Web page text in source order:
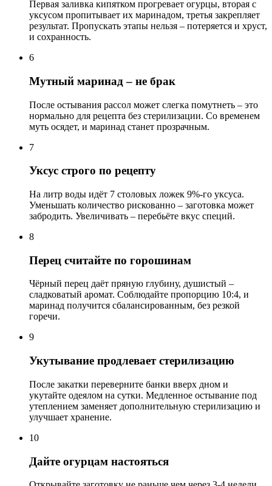
Первая заливка кипятком прогревает огурцы, вторая с
уксусом пропитывает их маринадом, третья закрепляет
результат. Пропускать этапы нельзя – потеряется и хруст,
и сохранность.
6
Мутный маринад – не брак
После остывания рассол может слегка помутнеть – это
нормально для рецепта без стерилизации. Со временем
муть осядет, и маринад станет прозрачным.
7
Уксус строго по рецепту
На литр воды идёт 7 столовых ложек 9%-го уксуса.
Уменьшать количество рискованно – заготовка может
забродить. Увеличивать – перебьёте вкус специй.
8
Перец считайте по горошинам
Чёрный перец даёт пряную глубину, душистый –
сладковатый аромат. Соблюдайте пропорцию 10:4, и
маринад получится сбалансированным, без резкой
горечи.
9
Укутывание продлевает стерилизацию
После закатки переверните банки вверх дном и
укутайте одеялом на сутки. Медленное остывание под
утеплением заменяет дополнительную стерилизацию и
улучшает хранение.
10
Дайте огурцам настояться